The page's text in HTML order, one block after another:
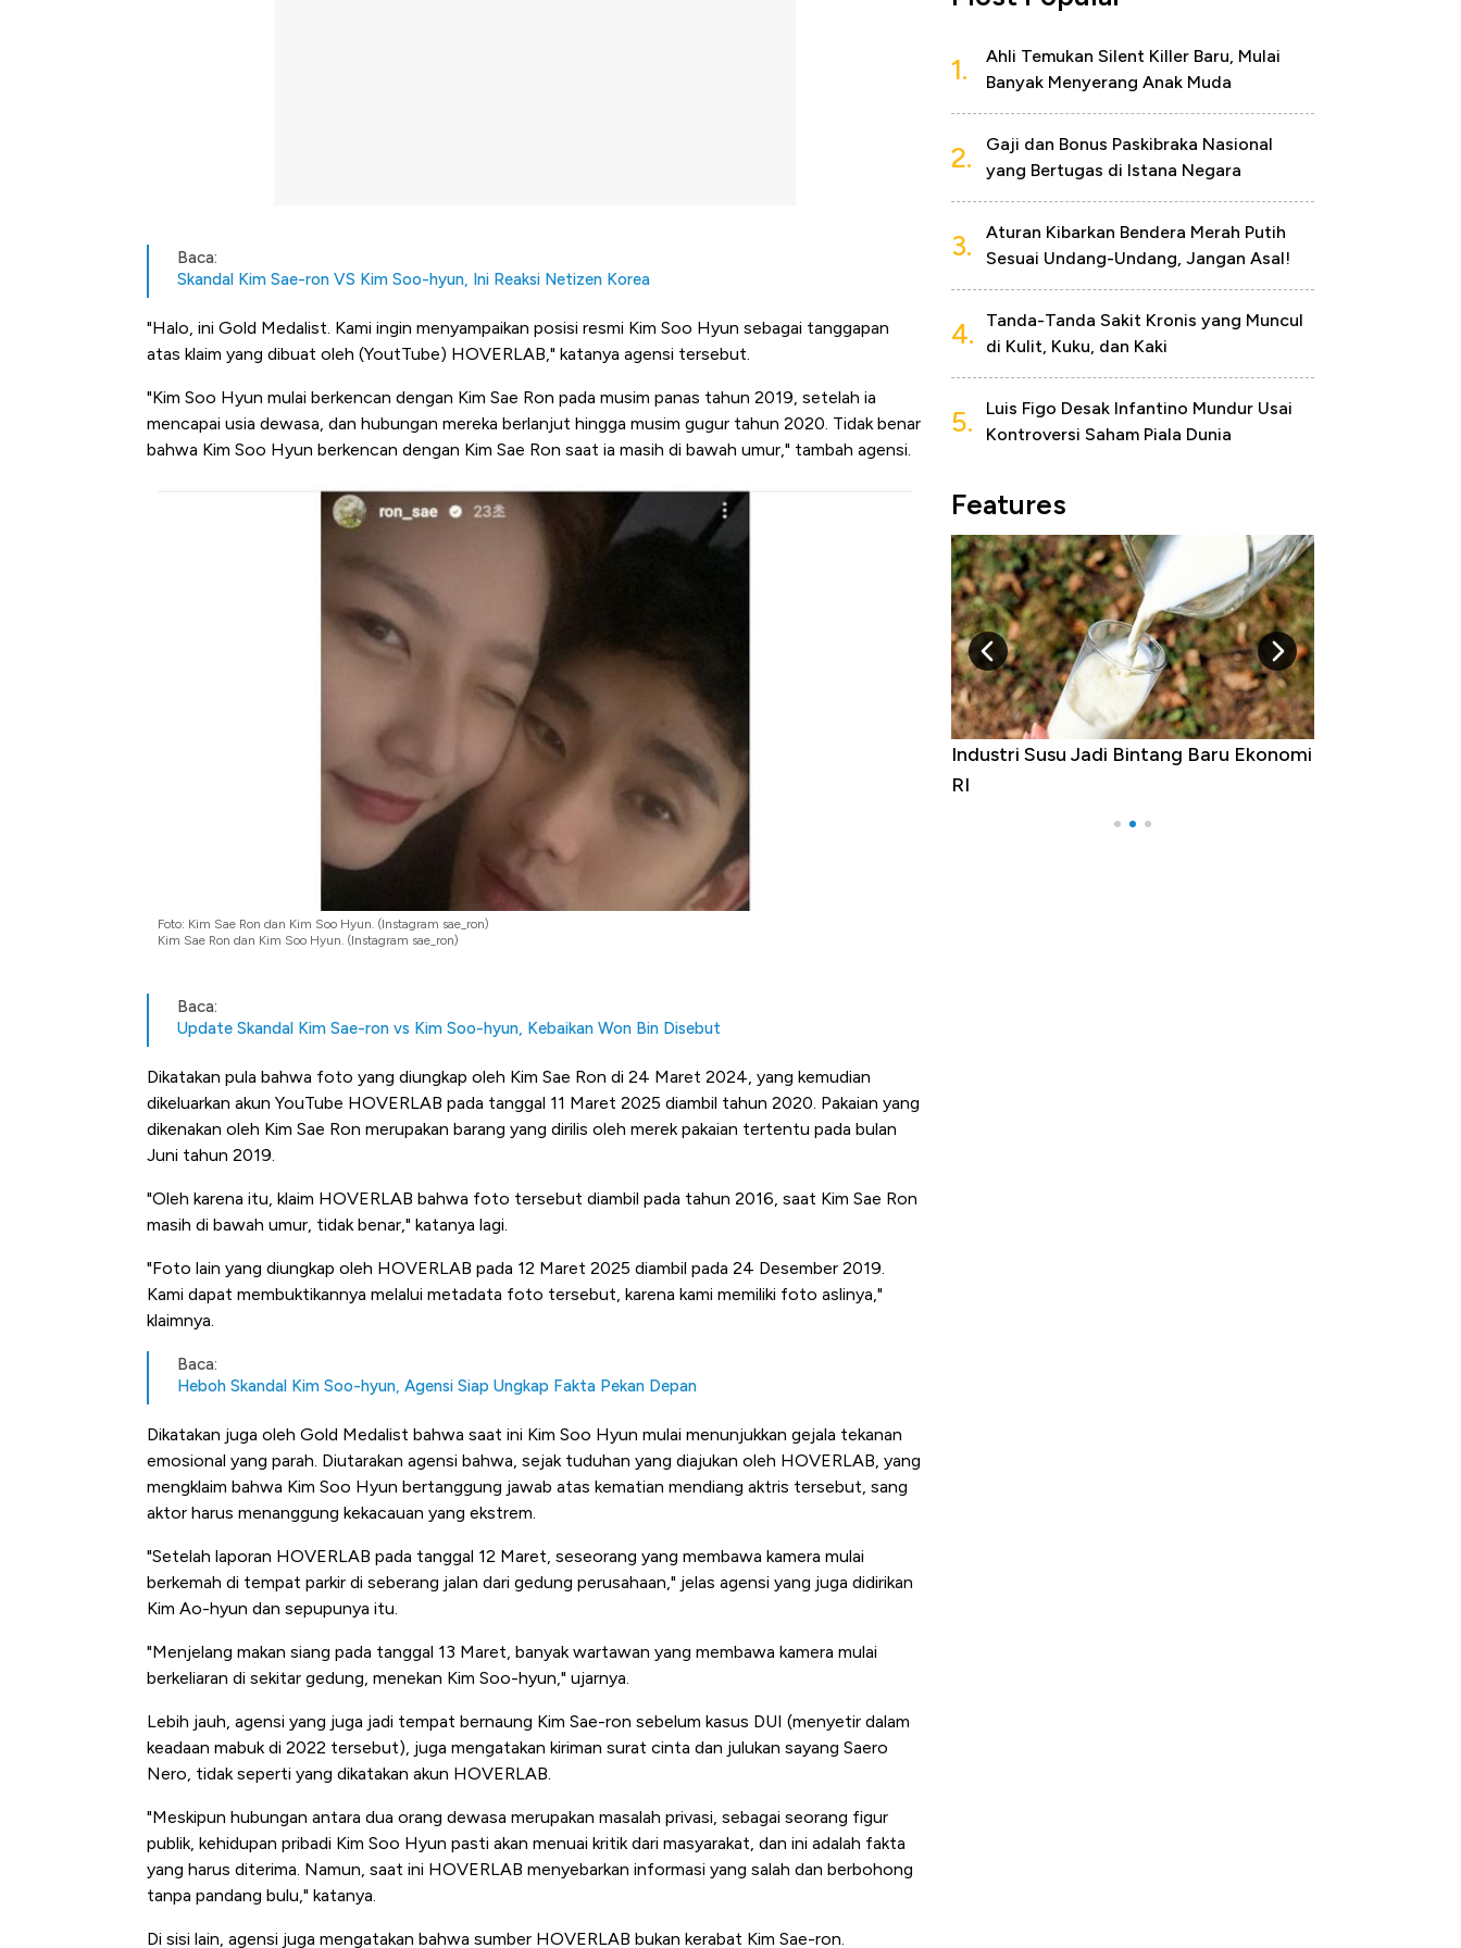
Baca:
Skandal Kim Sae-ron VS Kim Soo-hyun, Ini Reaksi Netizen Korea
"Halo, ini Gold Medalist. Kami ingin menyampaikan posisi resmi Kim Soo Hyun sebagai tanggapan
atas klaim yang dibuat oleh (YoutTube) HOVERLAB," katanya agensi tersebut.
"Kim Soo Hyun mulai berkencan dengan Kim Sae Ron pada musim panas tahun 2019, setelah ia
mencapai usia dewasa, dan hubungan mereka berlanjut hingga musim gugur tahun 2020. Tidak benar
bahwa Kim Soo Hyun berkencan dengan Kim Sae Ron saat ia masih di bawah umur," tambah agensi.
Foto: Kim Sae Ron dan Kim Soo Hyun. (Instagram sae_ron)
Kim Sae Ron dan Kim Soo Hyun. (Instagram sae_ron)
Baca:
Update Skandal Kim Sae-ron vs Kim Soo-hyun, Kebaikan Won Bin Disebut
Dikatakan pula bahwa foto yang diungkap oleh Kim Sae Ron di 24 Maret 2024, yang kemudian
dikeluarkan akun YouTube HOVERLAB pada tanggal 11 Maret 2025 diambil tahun 2020. Pakaian yang
dikenakan oleh Kim Sae Ron merupakan barang yang dirilis oleh merek pakaian tertentu pada bulan
Juni tahun 2019.
"Oleh karena itu, klaim HOVERLAB bahwa foto tersebut diambil pada tahun 2016, saat Kim Sae Ron
masih di bawah umur, tidak benar," katanya lagi.
"Foto lain yang diungkap oleh HOVERLAB pada 12 Maret 2025 diambil pada 24 Desember 2019.
Kami dapat membuktikannya melalui metadata foto tersebut, karena kami memiliki foto aslinya,"
klaimnya.
Baca:
Heboh Skandal Kim Soo-hyun, Agensi Siap Ungkap Fakta Pekan Depan
Dikatakan juga oleh Gold Medalist bahwa saat ini Kim Soo Hyun mulai menunjukkan gejala tekanan
emosional yang parah. Diutarakan agensi bahwa, sejak tuduhan yang diajukan oleh HOVERLAB, yang
mengklaim bahwa Kim Soo Hyun bertanggung jawab atas kematian mendiang aktris tersebut, sang
aktor harus menanggung kekacauan yang ekstrem.
"Setelah laporan HOVERLAB pada tanggal 12 Maret, seseorang yang membawa kamera mulai
berkemah di tempat parkir di seberang jalan dari gedung perusahaan," jelas agensi yang juga didirikan
Kim Ao-hyun dan sepupunya itu.
"Menjelang makan siang pada tanggal 13 Maret, banyak wartawan yang membawa kamera mulai
berkeliaran di sekitar gedung, menekan Kim Soo-hyun," ujarnya.
Lebih jauh, agensi yang juga jadi tempat bernaung Kim Sae-ron sebelum kasus DUI (menyetir dalam
keadaan mabuk di 2022 tersebut), juga mengatakan kiriman surat cinta dan julukan sayang Saero
Nero, tidak seperti yang dikatakan akun HOVERLAB.
"Meskipun hubungan antara dua orang dewasa merupakan masalah privasi, sebagai seorang figur
publik, kehidupan pribadi Kim Soo Hyun pasti akan menuai kritik dari masyarakat, dan ini adalah fakta
yang harus diterima. Namun, saat ini HOVERLAB menyebarkan informasi yang salah dan berbohong
tanpa pandang bulu," katanya.
Di sisi lain, agensi juga mengatakan bahwa sumber HOVERLAB bukan kerabat Kim Sae-ron.
1.
Ahli Temukan Silent Killer Baru, Mulai
Banyak Menyerang Anak Muda
2.
Gaji dan Bonus Paskibraka Nasional
yang Bertugas di Istana Negara
3.
Aturan Kibarkan Bendera Merah Putih
Sesuai Undang-Undang, Jangan Asal!
4.
Tanda-Tanda Sakit Kronis yang Muncul
di Kulit, Kuku, dan Kaki
5.
Luis Figo Desak Infantino Mundur Usai
Kontroversi Saham Piala Dunia
Features
Bangkit dari Kubur! Bisnis Furniture &
Alas Kaki Tumbuh Double Digit
Industri Susu Jadi Bintang Baru Ekonomi
5 Raja Ekonomi Indonesia: Maaf, Gak
Ada Jawa!